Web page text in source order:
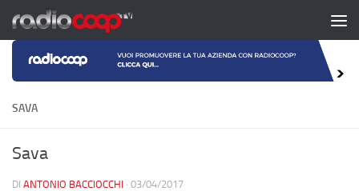
Salta al contenuto
SAVA
Sava
DI ANTONIO BACCIOCCHI · 03/04/2017